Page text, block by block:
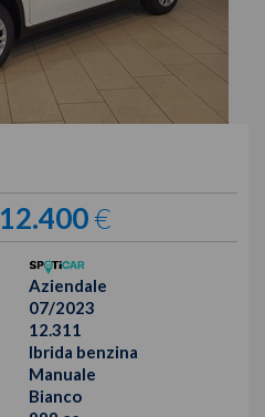
12.400€
Aziendale
07/2023
12.311
Ibrida benzina
Manuale
Bianco